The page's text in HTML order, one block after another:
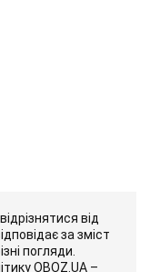
від
за зміст
погляди.
OBOZ.UA –